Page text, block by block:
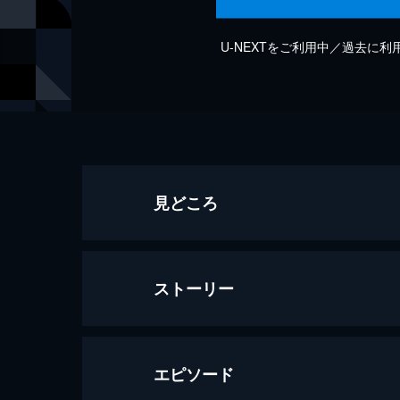
U-NEXTをご利用中／過去に利
見どころ
ストーリー
エピソード